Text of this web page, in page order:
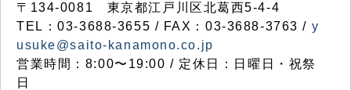
〒134-0081 東京都江戸川区北葛西5-4-4
TEL：03-3688-3655 / FAX：03-3688-3763 / y
usuke@saito-kanamono.co.jp
営業時間：8:00〜19:00 / 定休日：日曜日・祝祭
日